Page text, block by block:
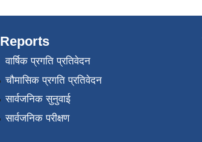
Reports
वार्षिक प्रगति प्रतिवेदन
चौमासिक प्रगति प्रतिवेदन
सार्वजनिक सुनुवाई
सार्वजनिक परीक्षण